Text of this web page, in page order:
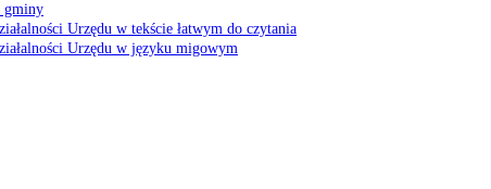
gminy
Urzędu w tekście łatwym do czytania
Urzędu w języku migowym